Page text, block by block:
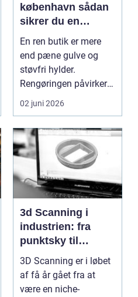
københavn sådan
sikrer du en
indbydende butik
hver dag
En ren butik er mere
end pæne gulve og
støvfri hylder.
Rengøringen påvirker
kundernes
førstehåndsind...
02 juni 2026
3d Scanning i
industrien: fra
punktsky til
præcist
projektgrundlag
3D Scanning er i løbet
af få år gået fra at
være en niche-